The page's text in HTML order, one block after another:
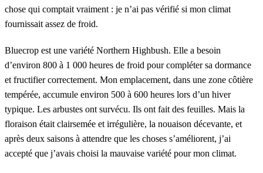
chose qui comptait vraiment : je n’ai pas vérifié si mon climat
fournissait assez de froid.
Bluecrop est une variété Northern Highbush. Elle a besoin
d’environ 800 à 1 000 heures de froid pour compléter sa dormance
et fructifier correctement. Mon emplacement, dans une zone côtière
tempérée, accumule environ 500 à 600 heures lors d’un hiver
typique. Les arbustes ont survécu. Ils ont fait des feuilles. Mais la
floraison était clairsemée et irrégulière, la nouaison décevante, et
après deux saisons à attendre que les choses s’améliorent, j’ai
accepté que j’avais choisi la mauvaise variété pour mon climat.